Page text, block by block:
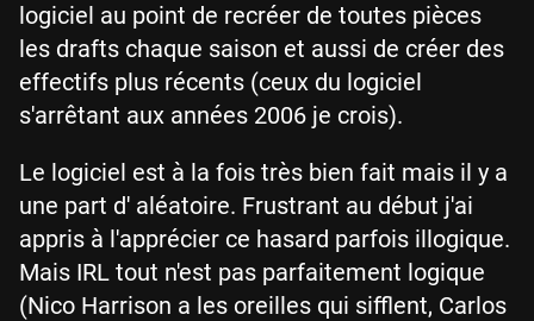
logiciel au point de recréer de toutes pièces
les drafts chaque saison et aussi de créer des
effectifs plus récents (ceux du logiciel
s'arrêtant aux années 2006 je crois).
Le logiciel est à la fois très bien fait mais il y a
une part d' aléatoire. Frustrant au début j'ai
appris à l'apprécier ce hasard parfois illogique.
Mais IRL tout n'est pas parfaitement logique
(Nico Harrison a les oreilles qui sifflent, Carlos